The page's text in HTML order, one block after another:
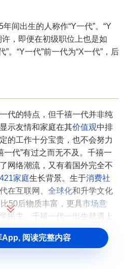
出生的人称作“Y一代”。“Y
，即便在初级职位上也是如
”。“Y一代”前一代为“X一代”，后
的特点，但千禧一代并非纯
示友情和家庭在其价值观中排
的工作十分宝贵，也不会努力
一代”有过之而无不及。千禧一
网络潮流，又有着国外完全不
421家庭生长背景。生于消费社
在互联网、 全球化和升学文化
50后物质丰富，更具市场意
民主。千禧一代一出生就遇上
长大就明白了国际化，一交流
任何时代的人都更明白自己的
阅读完整内容